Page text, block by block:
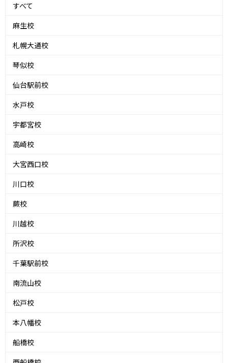
すべて
麻生校
札幌大通校
琴似校
仙台駅前校
水戸校
宇都宮校
高崎校
大宮西口校
川口校
蕨校
川越校
所沢校
千葉駅前校
南流山校
松戸校
本八幡校
船橋校